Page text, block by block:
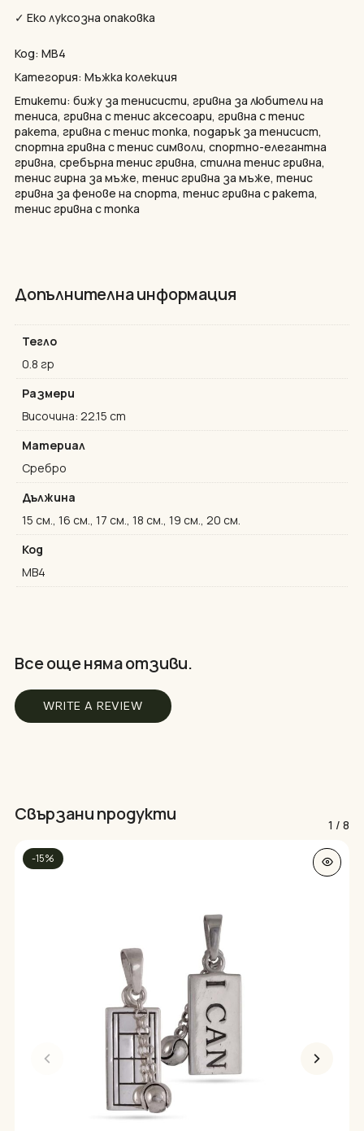
Нямате артикули в количката.
GO TO SHOP
✓ Еко луксозна опаковка
Код: MB4
Категория: Мъжка колекция
Етикети: бижу за тенисисти, гривна за любители на
тениса, гривна с тенис аксесоари, гривна с тенис
ракета, гривна с тенис топка, подарък за тенисист,
спортна гривна с тенис символи, спортно-елегантна
гривна, сребърна тенис гривна, стилна тенис гривна,
тенис гирна за мъже, тенис гривна за мъже, тенис
гривна за фенове на спорта, тенис гривна с ракета,
тенис гривна с топка
Допълнителна информация
Тегло
0.8 гр
Размери
Височина: 22.15 cm
Материал
Сребро
Дължина
15 см., 16 см., 17 см., 18 см., 19 см., 20 см.
Код
MB4
Все още няма отзиви.
WRITE A REVIEW
Свързани продукти
1 / 8
-15%
ВЗЕМЕТЕ 10% ОТСТЪПКА ОТ
ПЪРВАТА СИ ПОРЪЧКА.
Открийте бижута, вдъхновени от тениса,
които ще повишат играта ви и ще изразят
вашия уникален стил.
Email